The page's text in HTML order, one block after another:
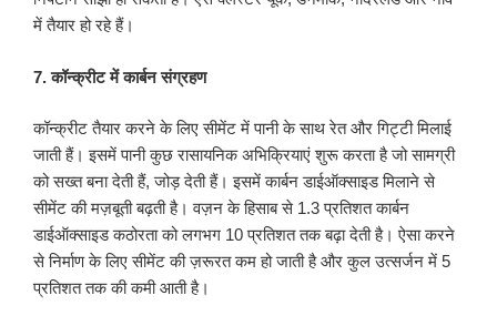
में तैयार हो रहे हैं।
7. कॉन्क्रीट में कार्बन संग्रहण
कॉन्क्रीट तैयार करने के लिए सीमेंट में पानी के साथ रेत और गिट्टी मिलाई
जाती हैं। इसमें पानी कुछ रासायनिक अभिक्रियाएं शुरू करता है जो सामग्री
को सख्त बना देती हैं, जोड़ देती हैं। इसमें कार्बन डाईऑक्साइड मिलाने से
सीमेंट की मज़बूती बढ़ती है। वज़न के हिसाब से 1.3 प्रतिशत कार्बन
डाईऑक्साइड कठोरता को लगभग 10 प्रतिशत तक बढ़ा देती है। ऐसा करने
से निर्माण के लिए सीमेंट की ज़रूरत कम हो जाती है और कुल उत्सर्जन में 5
प्रतिशत तक की कमी आती है।